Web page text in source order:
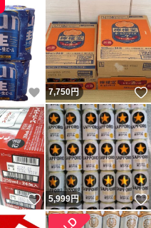
いいね！
7,750円
いいね！
5,999円